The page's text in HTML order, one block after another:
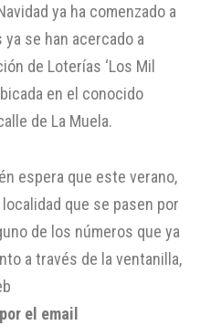
ya ha comenzado a
se han acercado a
de Loterías ‘Los Mil
en el conocido
de La Muela.
espera que este verano,
que se pasen por
de los números que ya
a través de la ventanilla,
por el email